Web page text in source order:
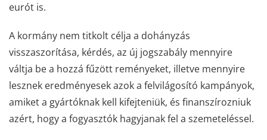
eurót is.
A kormány nem titkolt célja a dohányzás
visszaszorítása, kérdés, az új jogszabály mennyire
váltja be a hozzá fűzött reményeket, illetve mennyire
lesznek eredményesek azok a felvilágosító kampányok,
amiket a gyártóknak kell kifejteniük, és finanszírozniuk
azért, hogy a fogyasztók hagyjanak fel a szemeteléssel.